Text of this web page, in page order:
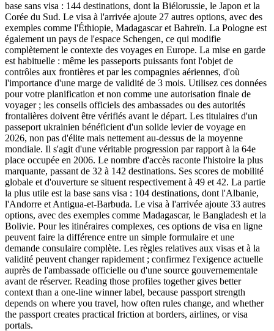
base sans visa : 144 destinations, dont la Biélorussie, le Japon et la
Corée du Sud. Le visa à l'arrivée ajoute 27 autres options, avec des
exemples comme l'Éthiopie, Madagascar et Bahreïn. La Pologne est
également un pays de l'espace Schengen, ce qui modifie
complètement le contexte des voyages en Europe. La mise en garde
est habituelle : même les passeports puissants font l'objet de
contrôles aux frontières et par les compagnies aériennes, d'où
l'importance d'une marge de validité de 3 mois. Utilisez ces données
pour votre planification et non comme une autorisation finale de
voyager ; les conseils officiels des ambassades ou des autorités
frontalières doivent être vérifiés avant le départ. Les titulaires d'un
passeport ukrainien bénéficient d'un solide levier de voyage en
2026, non pas d'élite mais nettement au-dessus de la moyenne
mondiale. Il s'agit d'une véritable progression par rapport à la 64e
place occupée en 2006. Le nombre d'accès raconte l'histoire la plus
marquante, passant de 32 à 142 destinations. Ses scores de mobilité
globale et d'ouverture se situent respectivement à 49 et 42. La partie
la plus utile est la base sans visa : 104 destinations, dont l'Albanie,
l'Andorre et Antigua-et-Barbuda. Le visa à l'arrivée ajoute 33 autres
options, avec des exemples comme Madagascar, le Bangladesh et la
Bolivie. Pour les itinéraires complexes, ces options de visa en ligne
peuvent faire la différence entre un simple formulaire et une
demande consulaire complète. Les règles relatives aux visas et à la
validité peuvent changer rapidement ; confirmez l'exigence actuelle
auprès de l'ambassade officielle ou d'une source gouvernementale
avant de réserver. Reading those profiles together gives better
context than a one-line winner label, because passport strength
depends on where you travel, how often rules change, and whether
the passport creates practical friction at borders, airlines, or visa
portals.